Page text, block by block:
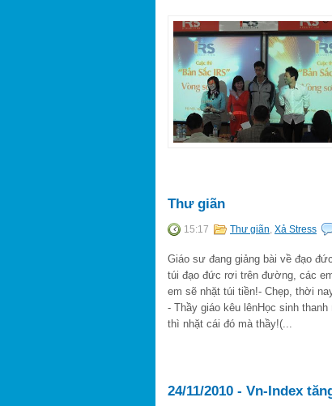
Thư giãn
15:17 Thư giãn, Xả Stress
Giáo sư đang giảng bài về đạo
túi đạo đức rơi trên đường, các
em sẽ nhặt túi tiền!- Chẹp, thời
- Thầy giáo kêu lênHọc sinh
thì nhặt cái đó mà thầy!(...
24/11/2010 - Vn-Index